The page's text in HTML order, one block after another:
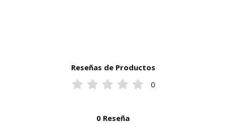
Reseñas de Productos
0
0 Reseña